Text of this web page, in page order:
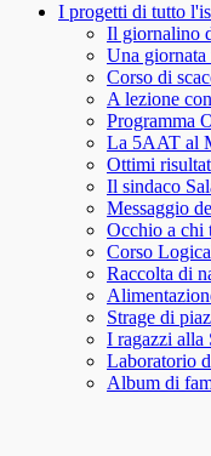
I progetti di tutto
Il giornalino
Una
Corso di
A lezione
Programma
La 5AAT al
Ottimi
Il sindaco
Messaggio
Occhio a chi
Corso
Raccolta di
Strage di
I ragazzi alla
Laboratorio
Album di